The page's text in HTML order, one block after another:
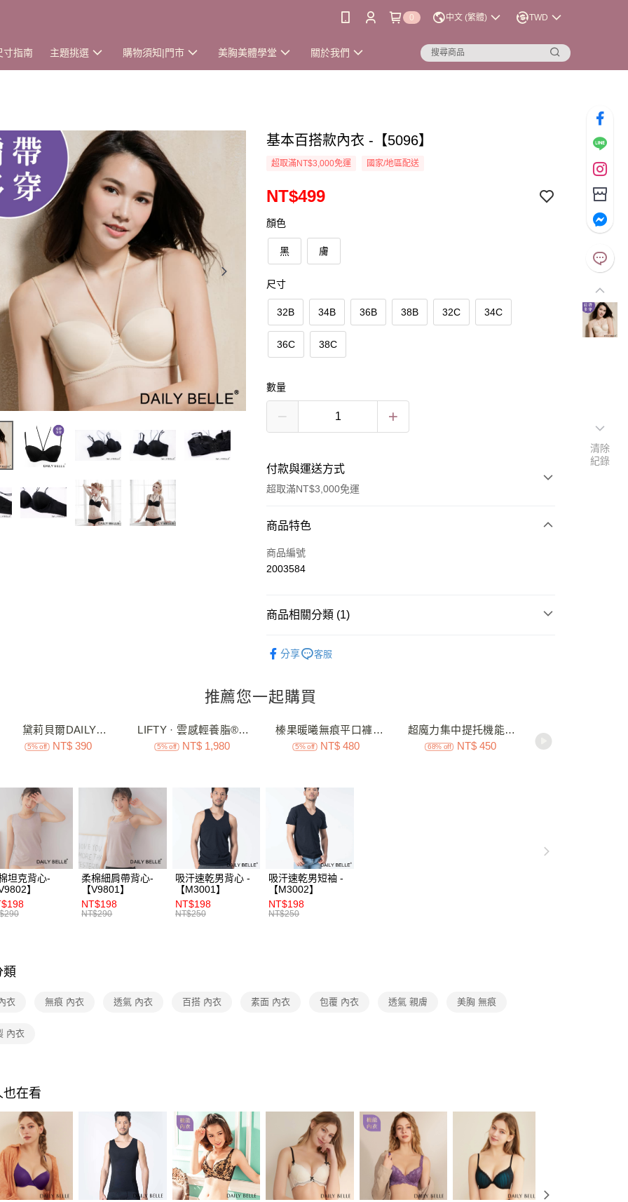
0 中文 (繁體) TWD
寸指南 主題挑選 購物須知|門市 美胸美體學堂 關於我們
基本百搭款內衣 -【5096】
超取滿NT$3,000免運 國家/地區配送
NT$499
顏色
黑 膚
尺寸
32B 34B 36B 38B 32C 34C
36C 38C
數量
付款與運送方式
超取滿NT$3,000免運
付款方式
信用卡一次付款
合作金庫商業銀行
上海商業儲蓄銀行
匯豐（台灣）商業銀行
元大商業銀行
永豐商業銀行
星展（台灣）商業銀行
台新國際商業銀行
中國信託商業銀行
LINE Pay
街口支付
ATM付款
全家付款取貨
每筆NT$70，滿NT$3,000(含以上)免運費
付款後全家取貨
每筆NT$70，滿NT$3,000(含以上)免運費
7-11付款取貨
每筆NT$70，滿NT$3,000(含以上)免運費
每筆NT$120，滿NT$3,000(含以上)免運費
商品特色
商品編號
2003584
商品相關分類 (1)
分享
客服
坦克背心-
】
柔棉細肩帶背心-
【V9801】
NT$198
NT$290
吸汗速乾男背心 -
【M3001】
NT$198
NT$250
吸汗速乾男短袖 -
【M3002】
NT$198
NT$250
類
衣 無痕 內衣 透氣 內衣 百搭 內衣 素面 內衣 包覆 內衣 透氣 親膚 美胸 無痕
內衣
也在看
清除
紀錄